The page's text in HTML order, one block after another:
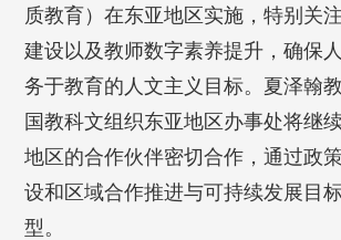
质教育）在东亚地区实施，特别关
建设以及教师数字素养提升，确保
务于教育的人文主义目标。夏泽翰
国教科文组织东亚地区办事处将继
地区的合作伙伴密切合作，通过政
设和区域合作推进与可持续发展目
型。